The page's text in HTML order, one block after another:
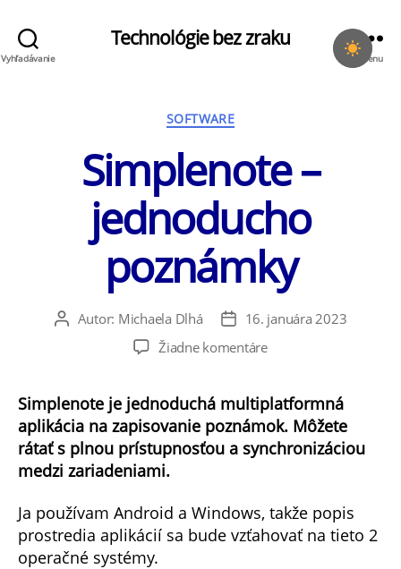
Vyhľadávanie
Technológie bez zraku
Menu
Kategórie
SOFTWARE
Simplenote –
jednoducho
poznámky
AutorAutor: Michaela Dlhá
Dátum
článku
16. januára 2023
Žiadne komentárena
jednoducho
poznámky
Simplenote je jednoduchá multiplatformná
aplikácia na zapisovanie poznámok. Môžete
rátať s plnou prístupnosťou a synchronizáciou
medzi zariadeniami.
Ja používam Android a Windows, takže popis
prostredia aplikácií sa bude vzťahovať na tieto 2
operačné systémy.